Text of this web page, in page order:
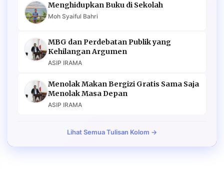
Menghidupkan Buku di Sekolah
Moh Syaiful Bahri
MBG dan Perdebatan Publik yang
Kehilangan Argumen
ASIP IRAMA
Menolak Makan Bergizi Gratis Sama Saja
Menolak Masa Depan
ASIP IRAMA
Lihat Semua Tulisan Kolom →